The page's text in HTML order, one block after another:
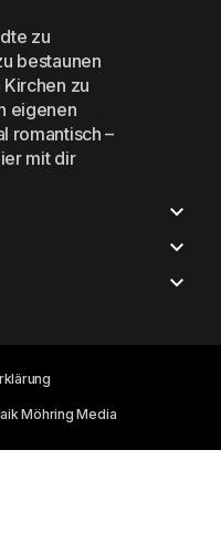
zu
bestaunen
zu
eigenen
romantisch –
mit dir
Möhring Media